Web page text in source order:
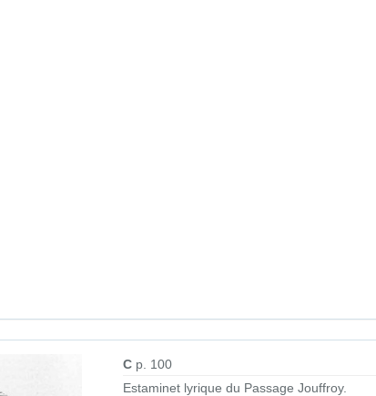
C p. 100
Estaminet lyrique du Passage Jouffroy.